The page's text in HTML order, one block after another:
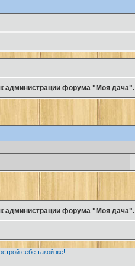
администрации форума "Моя дача".
администрации форума "Моя дача".